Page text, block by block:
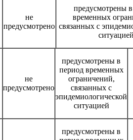
не
предусмотрено
предусмотрены
временных
связанных с
ситуацией
не
предусмотрено
предусмотрены в
период временных
ограничений,
связанных с
эпидемиологической
ситуацией
предусмотрены в